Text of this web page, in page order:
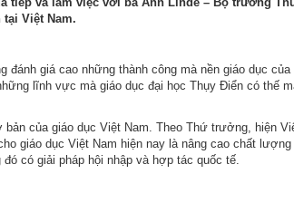
Việt Nam.
giá cao những thành công mà nền giáo dục
lĩnh vực mà giáo dục đại học Thụy Điển có thế
của giáo dục Việt Nam. Theo Thứ trưởng, hiện
giáo dục Việt Nam hiện nay là nâng cao chất
có giải pháp hội nhập và hợp tác quốc tế.